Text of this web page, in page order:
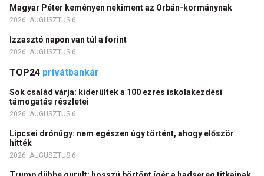
Magyar Péter keményen nekiment az Orbán-kormánynak
2026. AUGUSZTUS 6.
Izzasztó napon van túl a forint
2026. AUGUSZTUS 6.
TOP24 privátbankár
Sok család várja: kiderültek a 100 ezres iskolakezdési
támogatás részletei
2026. AUGUSZTUS 6.
Lipcsei drónügy: nem egészen úgy történt, ahogy először
hitték
2026. AUGUSZTUS 6.